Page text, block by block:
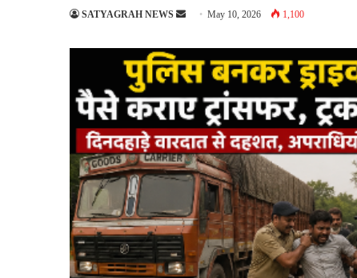
SATYAGRAH NEWS
Send May 10, 2026 1,100